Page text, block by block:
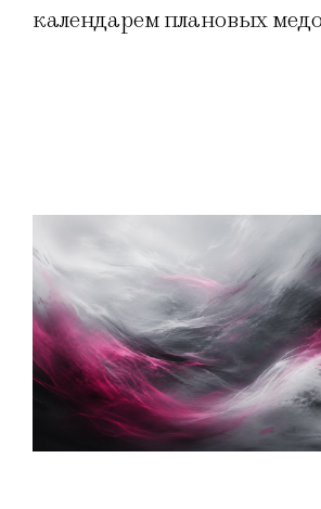
календарем плановых